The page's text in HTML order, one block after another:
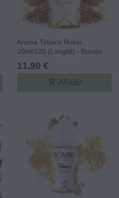
Aroma Tabaco Rubio
20ml/120 (Longfill) - Bombo
11,90 €
add_shopping_cart Añadir